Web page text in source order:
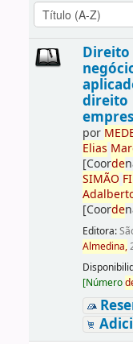
Direito
direito
por ME
Elias
[Coorde
SIMÃO
[Coorde
Editora:
Almedina,
[Número